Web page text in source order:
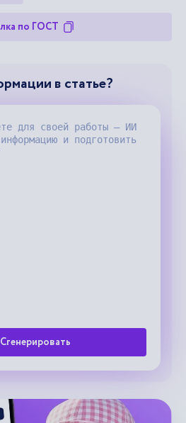
по ГОСТ
в статье?
Сгенерировать